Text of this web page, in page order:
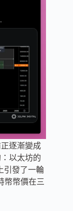
逐漸變成
以太坊的
引發了一輪
幣幣價在三